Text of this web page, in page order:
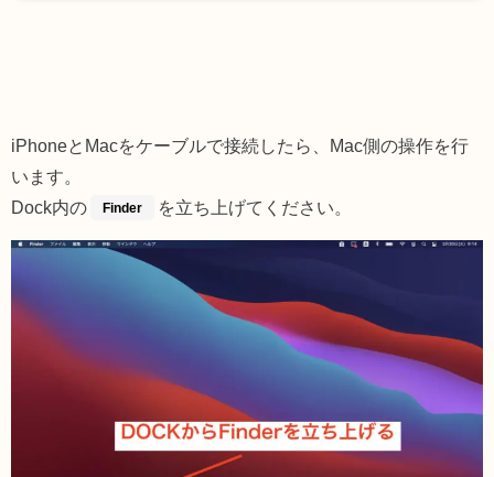
iPhoneとMacをケーブルで接続したら、Mac側の操作を行
います。
Dock内の
Finder を立ち上げてください。